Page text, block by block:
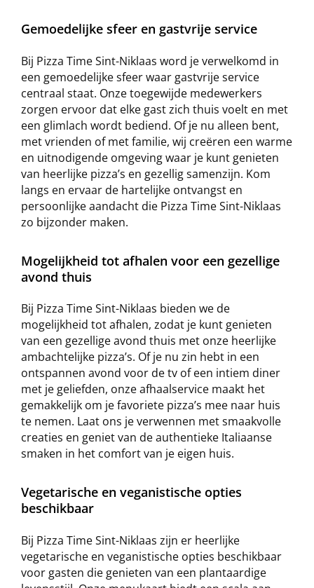
Gemoedelijke sfeer en gastvrije service
Bij Pizza Time Sint-Niklaas word je verwelkomd in
een gemoedelijke sfeer waar gastvrije service
centraal staat. Onze toegewijde medewerkers
zorgen ervoor dat elke gast zich thuis voelt en met
een glimlach wordt bediend. Of je nu alleen bent,
met vrienden of met familie, wij creëren een warme
en uitnodigende omgeving waar je kunt genieten
van heerlijke pizza’s en gezellig samenzijn. Kom
langs en ervaar de hartelijke ontvangst en
persoonlijke aandacht die Pizza Time Sint-Niklaas
zo bijzonder maken.
Mogelijkheid tot afhalen voor een gezellige
avond thuis
Bij Pizza Time Sint-Niklaas bieden we de
mogelijkheid tot afhalen, zodat je kunt genieten
van een gezellige avond thuis met onze heerlijke
ambachtelijke pizza’s. Of je nu zin hebt in een
ontspannen avond voor de tv of een intiem diner
met je geliefden, onze afhaalservice maakt het
gemakkelijk om je favoriete pizza’s mee naar huis
te nemen. Laat ons je verwennen met smaakvolle
creaties en geniet van de authentieke Italiaanse
smaken in het comfort van je eigen huis.
Vegetarische en veganistische opties
beschikbaar
Bij Pizza Time Sint-Niklaas zijn er heerlijke
vegetarische en veganistische opties beschikbaar
voor gasten die genieten van een plantaardige